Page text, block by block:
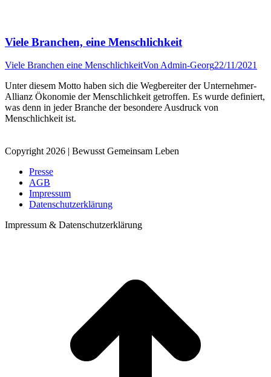
Viele Branchen, eine Menschlichkeit
Viele Branchen eine MenschlichkeitVonAdmin-Georg22/11/2021
Unter diesem Motto haben sich die Wegbereiter der Unternehmer-
Allianz Ökonomie der Menschlichkeit getroffen. Es wurde definiert,
was denn in jeder Branche der besondere Ausdruck von
Menschlichkeit ist.
Copyright 2026 | Bewusst Gemeinsam Leben
Presse
AGB
Impressum
Datenschutzerklärung
Impressum & Datenschutzerklärung